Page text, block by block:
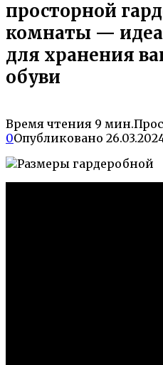
просторной
комнаты —
для хранения
обуви
Время чтения 9 мин.
0Опубликовано